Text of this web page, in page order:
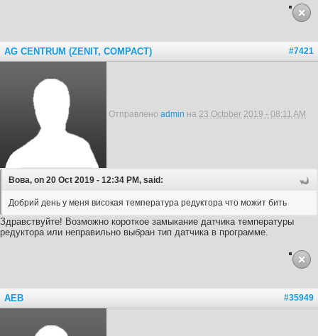
#7421
AG CENTRUM (ZENIT, COMPACT)
Отправлено admin на 23 October 2019 - 08:11 AM
Вова, on 20 Oct 2019 - 12:34 PM, said:
Добрий день у меня високая температура редуктора что можит бить
Здравствуйте! Возможно короткое замыкание датчика температуры
редуктора или неправильно выбран тип датчика в программе.
#35949
AEB